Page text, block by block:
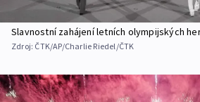
Slavnostní zahájení letních olympijských
Zdroj: ČTK/AP/Charlie Riedel/ČTK